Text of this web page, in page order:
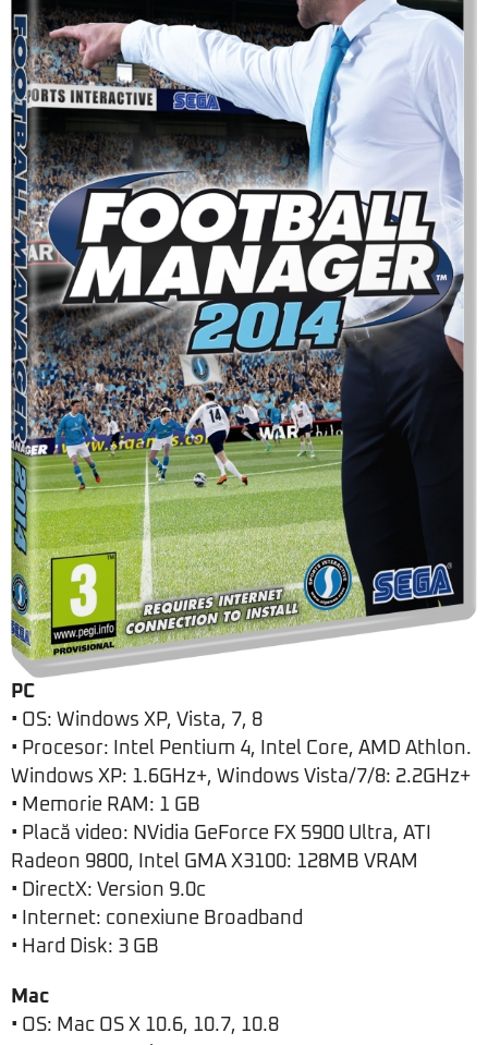
PC
• OS: Windows XP, Vista, 7, 8
• Procesor: Intel Pentium 4, Intel Core, AMD Athlon.
Windows XP: 1.6GHz+, Windows Vista/7/8: 2.2GHz+
• Memorie RAM: 1 GB
• Placă video: NVidia GeForce FX 5900 Ultra, ATI
Radeon 9800, Intel GMA X3100: 128MB VRAM
• DirectX: Version 9.0c
• Internet: conexiune Broadband
• Hard Disk: 3 GB
Mac
• OS: Mac OS X 10.6, 10.7, 10.8